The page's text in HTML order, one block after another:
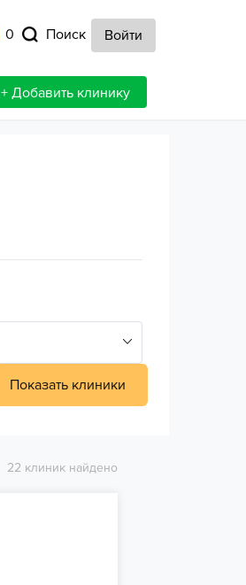
0 Поиск Войти
+ Добавить клинику
Показать клиники
22 клиник найдено